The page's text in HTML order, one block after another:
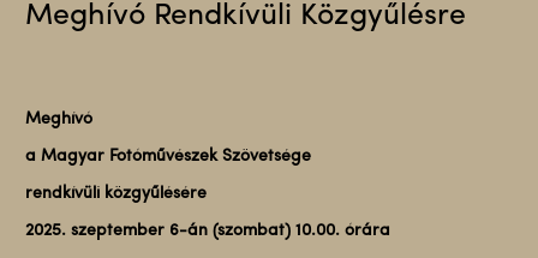
Meghívó Rendkívüli Közgyűlésre
Meghívó
a Magyar Fotóművészek Szövetsége
rendkívüli közgyűlésére
2025. szeptember 6-án (szombat) 10.00. órára